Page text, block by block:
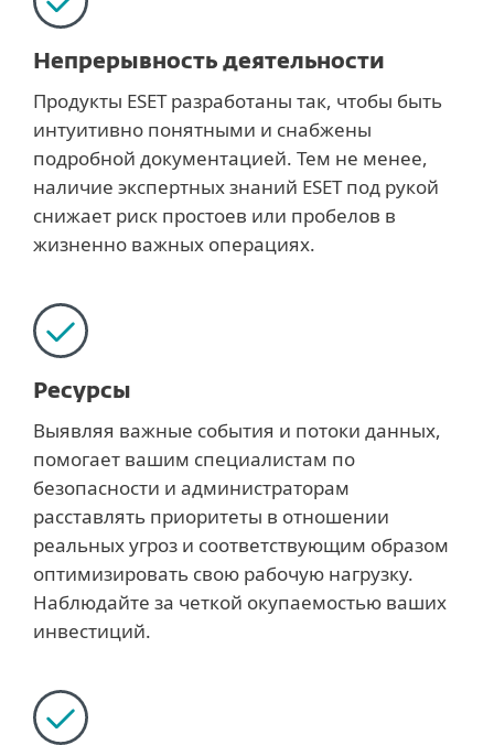
Непрерывность деятельности
Продукты ESET разработаны так, чтобы быть
интуитивно понятными и снабжены
подробной документацией. Тем не менее,
наличие экспертных знаний ESET под рукой
снижает риск простоев или пробелов в
жизненно важных операциях.
Ресурсы
Выявляя важные события и потоки данных,
помогает вашим специалистам по
безопасности и администраторам
расставлять приоритеты в отношении
реальных угроз и соответствующим образом
оптимизировать свою рабочую нагрузку.
Наблюдайте за четкой окупаемостью ваших
инвестиций.